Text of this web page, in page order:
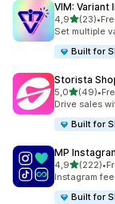
VIM: Variant
4,9av 5(23)
Totalt 23 •
Set multiple
Built for
Storista
5,0av 5(49)
Totalt 49 •
Drive sales
Built for
MP
4,9av 5(222)
Totalt 222 •
Instagram
Built for